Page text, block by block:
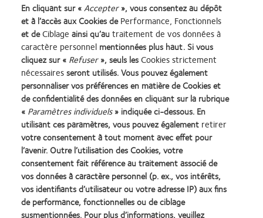
presque tous les troubles courants de la vue.
Vos patients apprécieront le confort et l'hydratation durable ainsi
que la fiabilité de correction offerte par les lentilles Proclear.
Learn
more
about
Récompense
Silmo
d’Or
du
meilleur
Learn
more
about
Contact
Lens
Product
of
the
Learn
more
about
2012
&
2010
Best
Companies
Learn
more
about
2011
Best
Factory
Awards
(2011)
Learn
more
about
ODMA
2011
(2011)
Learn
more
2012
REBRAND
100®
Award
Practitioner Home
Contact
Politique de confidentialité
Accéder à l'espace
consommateurs
En cliquant sur «Accepter», vous consentez au dépôt
et à l’accès aux Cookies dePerformance, Fonctionnels
et deCiblage ainsi qu’autraitement de vos données à
caractère personnel mentionnées plus haut. Si vous
cliquez sur « Refuser», seuls lesCookies strictement
nécessairesseront utilisés. Vous pouvez également
personnaliser vos préférences en matière de Cookies et
de confidentialité des données en cliquant sur la rubrique
« Paramètres individuels» indiquée ci-dessous. En
utilisant ces paramètres, vous pouvez également retirer
votre consentement à tout moment avec effet pour
l’avenir. Outre l’utilisation des Cookies, votre
consentement fait référence au traitement associé de
vos données à caractère personnel (p. ex., vos intérêts,
vos identifiants d’utilisateur ou votre adresse IP) aux fins
de performance, fonctionnelles ou de ciblage
susmentionnées. Pour plus d’informations, veuillez